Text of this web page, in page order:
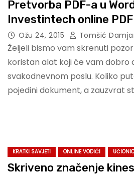
Pretvorba PDF-a u
Investintech online
Ožu 24, 2015 Tomšić
Željeli bismo vam skrenuti
koristan alat koji će vam dobro
svakodnevnom poslu. Koliko
pojedini dokument, a zauzvrat
KRATKI SAVJETI ONLINE VODIČI
Skriveno značenje